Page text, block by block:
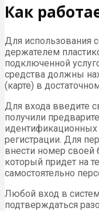
Как
Для использования
держателем
подключенной
средства должны
(карте) в
Для входа введите
получили
идентификационных
регистрации. Для
внести номер своей
который придет на
самостоятельно
Любой вход в
подтверждаться